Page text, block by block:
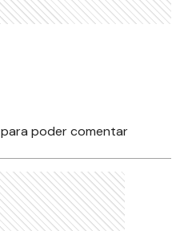
para poder comentar